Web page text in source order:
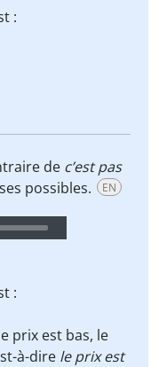
:
de c’est pas
possibles. EN
:
prix est bas, le
à-dire le prix est